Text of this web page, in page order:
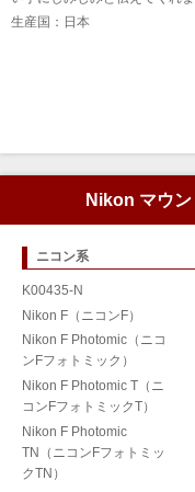
生産国：日本
Nikon マウ
ニコン系
K00435-N
Nikon F（ニコンF）
Nikon F Photomic（ニコ
ンFフォトミック）
Nikon F Photomic T（ニ
コンFフォトミックT）
Nikon F Photomic
TN（ニコンFフォトミッ
クTN）